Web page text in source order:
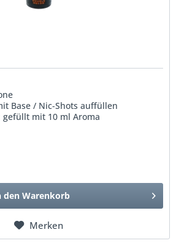
Base / Nic-Shots auffüllen
gefüllt mit 10 ml Aroma
den Warenkorb
Merken